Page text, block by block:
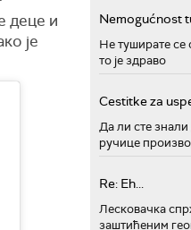
деце и
је
Nemogućnost
Не туширате се
то је здраво
Cestitke za
Да ли сте
ручице
Re: Eh...
Лесковачка
заштићеним